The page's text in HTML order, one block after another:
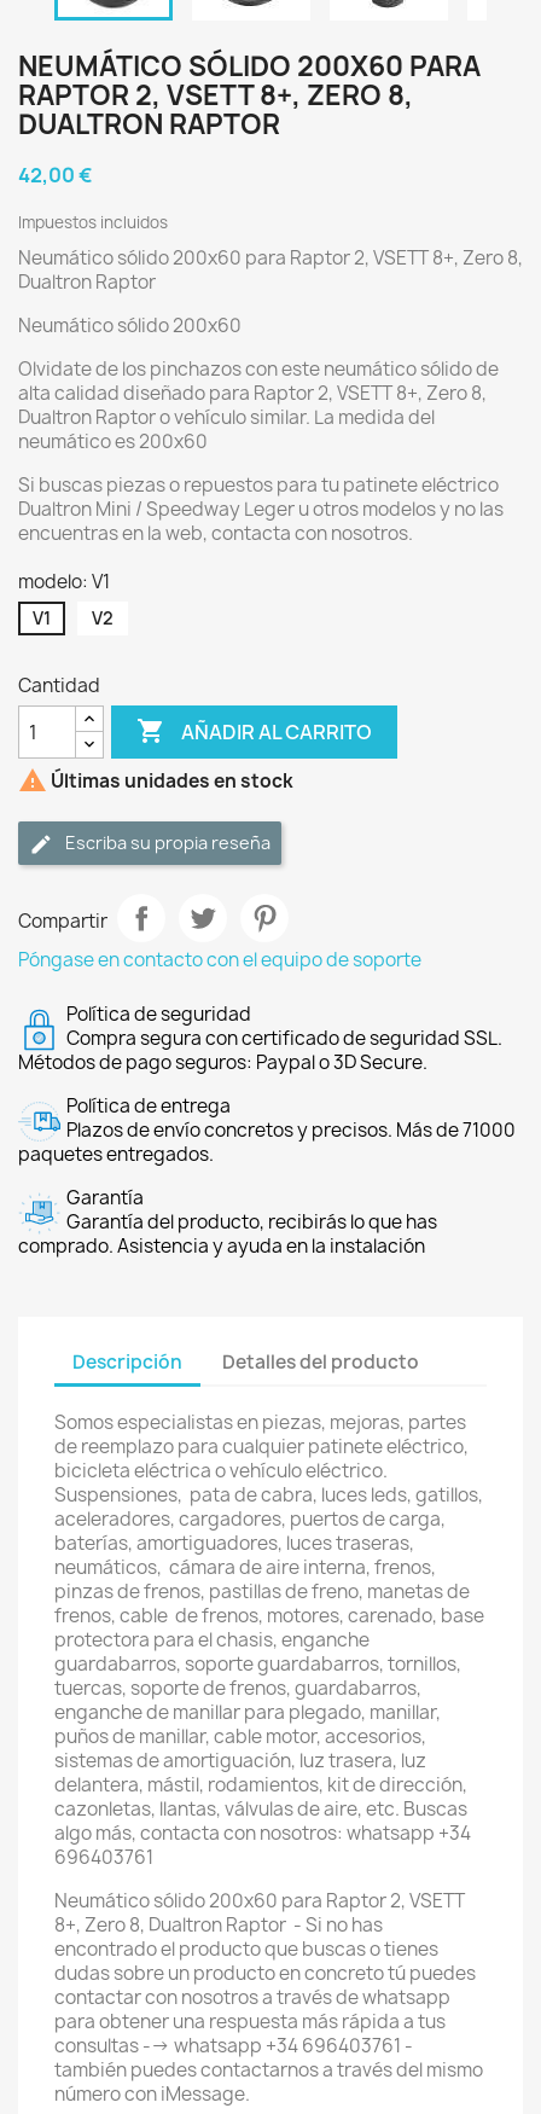
NEUMÁTICO SÓLIDO 200X60 PARA
RAPTOR 2, VSETT 8+, ZERO 8,
DUALTRON RAPTOR
42,00 €
Impuestos incluidos
Neumático sólido 200x60 para Raptor 2, VSETT 8+, Zero 8,
Dualtron Raptor
Neumático sólido 200x60
Olvidate de los pinchazos con este neumático sólido de
alta calidad diseñado para Raptor 2, VSETT 8+, Zero 8,
Dualtron Raptor o vehículo similar. La medida del
neumático es 200x60
Si buscas piezas o repuestos para tu patinete eléctrico
Dualtron Mini / Speedway Leger u otros modelos y no las
encuentras en la web, contacta con nosotros.
modelo: V1
V1 V2
Cantidad
 AÑADIR AL CARRITO
 Últimas unidades en stock
Escriba su propia reseña
Compartir
Póngase en contacto con el equipo de soporte
Política de seguridad
Compra segura con certificado de seguridad SSL.
Métodos de pago seguros: Paypal o 3D Secure.
Política de entrega
Plazos de envío concretos y precisos. Más de 71000
paquetes entregados.
Garantía
Garantía del producto, recibirás lo que has
comprado. Asistencia y ayuda en la instalación
Descripción Detalles del producto
Somos especialistas en piezas, mejoras, partes
de reemplazo para cualquier patinete eléctrico,
bicicleta eléctrica o vehículo eléctrico.
Suspensiones, pata de cabra, luces leds, gatillos,
aceleradores, cargadores, puertos de carga,
baterías, amortiguadores, luces traseras,
neumáticos, cámara de aire interna, frenos,
pinzas de frenos, pastillas de freno, manetas de
frenos, cable de frenos, motores, carenado, base
protectora para el chasis, enganche
guardabarros, soporte guardabarros, tornillos,
tuercas, soporte de frenos, guardabarros,
enganche de manillar para plegado, manillar,
puños de manillar, cable motor, accesorios,
sistemas de amortiguación, luz trasera, luz
delantera, mástil, rodamientos, kit de dirección,
cazonletas, llantas, válvulas de aire, etc. Buscas
algo más, contacta con nosotros: whatsapp +34
696403761
Neumático sólido 200x60 para Raptor 2, VSETT
8+, Zero 8, Dualtron Raptor - Si no has
encontrado el producto que buscas o tienes
dudas sobre un producto en concreto tú puedes
contactar con nosotros a través de whatsapp
para obtener una respuesta más rápida a tus
consultas --> whatsapp +34 696403761 -
también puedes contactarnos a través del mismo
número con iMessage.